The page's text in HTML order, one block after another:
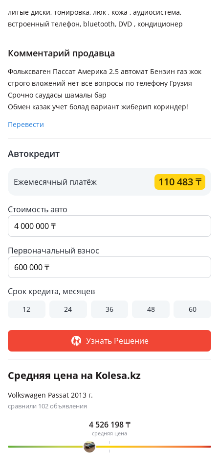
литые диски, тонировка, люк , кожа , аудиосистема,
встроенный телефон, bluetooth, DVD , кондиционер
Комментарий продавца
Фольксваген Пассат Америка 2.5 автомат Бензин газ жок
строго вложений нет все вопросы по телефону Грузия
Срочно саудасы шамалы бар
Обмен казак учет болад вариант жиберип кориндер!
Перевести
Автокредит
Ежемесячный платёж 110 483₸
Стоимость авто
Первоначальный взнос
Срок кредита, месяцев
12 24 36 48 60
Узнать Решение
Средняя цена на Kolesa.kz
Volkswagen Passat 2013 г.
сравнили 102 объявления
4 526 198₸
средняя цена